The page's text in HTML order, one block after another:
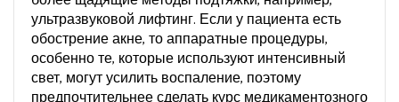
ультразвуковой лифтинг. Если у пациента есть
обострение акне, тоаппаратные процедуры,
особенно те, которые используют интенсивный
свет, могут усилить воспаление, поэтому